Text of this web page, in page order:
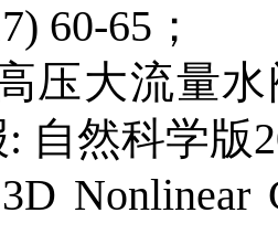
60-65 ；
压大流量
: 自然科学版
3D Nonlinear